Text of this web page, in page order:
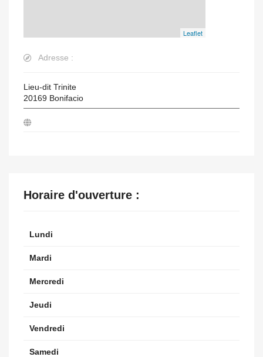
Leaflet
Adresse :
Lieu-dit Trinite
20169 Bonifacio
Horaire d'ouverture :
Lundi
Mardi
Mercredi
Jeudi
Vendredi
Samedi